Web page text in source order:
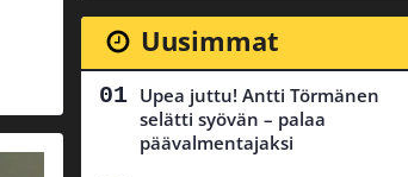
Uusimmat
Upea juttu! Antti Törmänen
selätti syövän – palaa
päävalmentajaksi